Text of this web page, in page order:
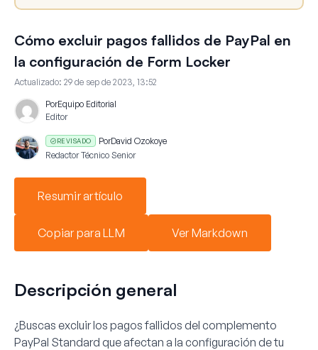
Cómo excluir pagos fallidos de PayPal en
la configuración de Form Locker
Actualizado: 29 de sep de 2023, 13:52
PorEquipo Editorial
Editor
REVISADO PorDavid Ozokoye
Redactor Técnico Senior
Resumir artículo
Copiar para LLM Ver Markdown
Descripción general
¿Buscas excluir los pagos fallidos del complemento
PayPal Standard que afectan a la configuración de tu